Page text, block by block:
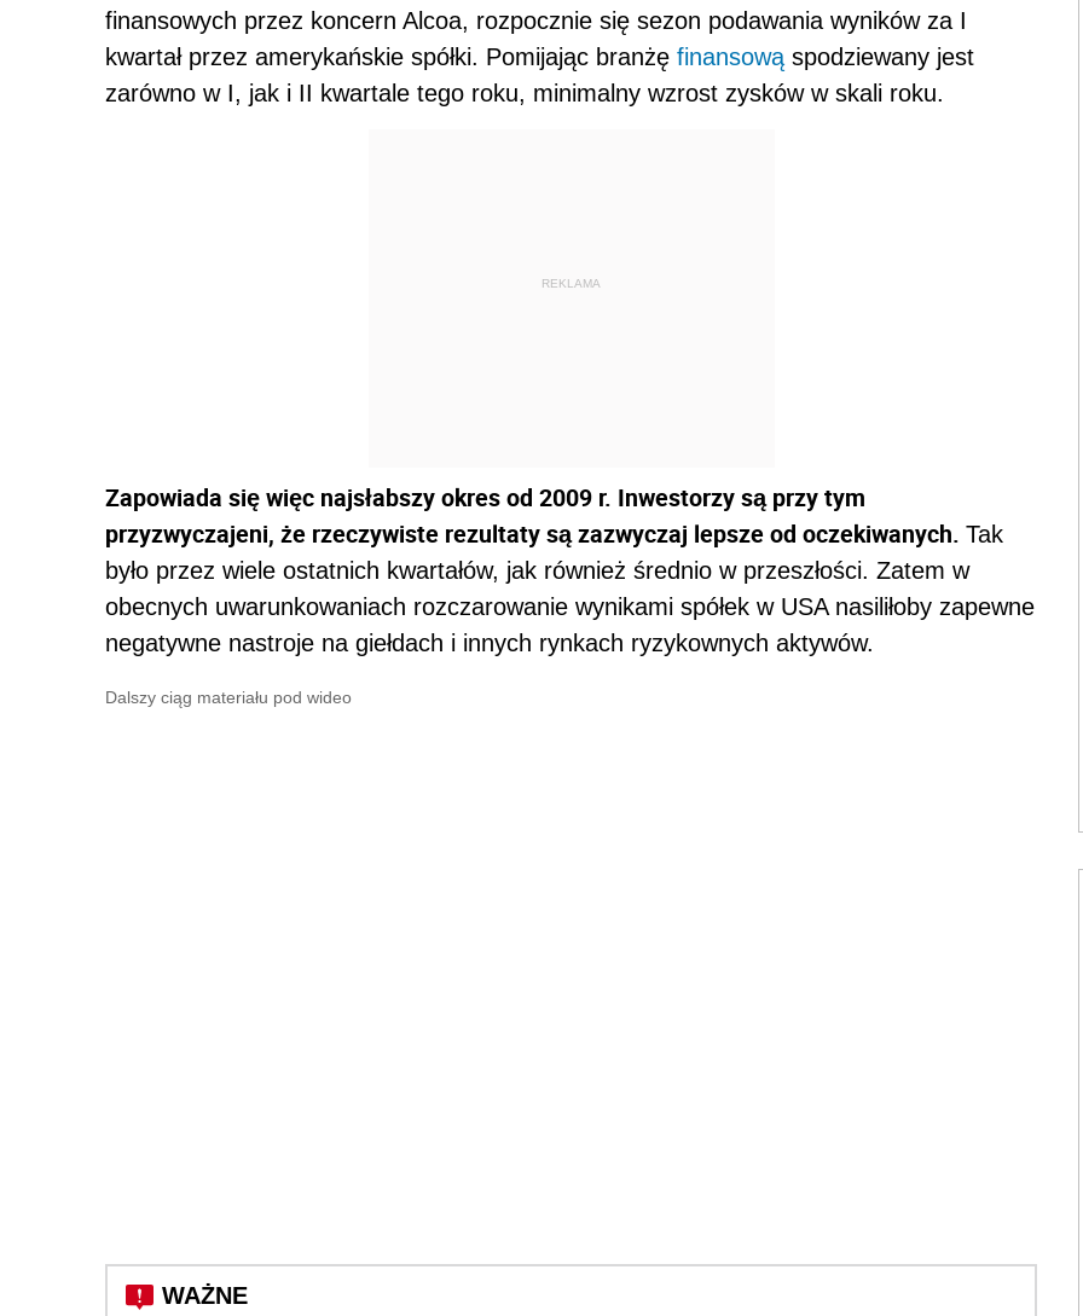
finansowych przez koncern Alcoa, rozpocznie się sezon podawania wyników za I
kwartał przez amerykańskie spółki. Pomijając branżę finansową spodziewany jest
zarówno w I, jak i II kwartale tego roku, minimalny wzrost zysków w skali roku.
REKLAMA
Zapowiada się więc najsłabszy okres od 2009 r. Inwestorzy są przy tym
przyzwyczajeni, że rzeczywiste rezultaty są zazwyczaj lepsze od oczekiwanych. Tak
było przez wiele ostatnich kwartałów, jak również średnio w przeszłości. Zatem w
obecnych uwarunkowaniach rozczarowanie wynikami spółek w USA nasiliłoby zapewne
negatywne nastroje na giełdach i innych rynkach ryzykownych aktywów.
Dalszy ciąg materiału pod wideo